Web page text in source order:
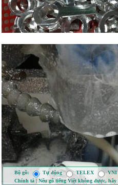
Bộ gõ: Tự động TELEX VNI
Chính tả | Nếu gõ tiếng Việt không được, hãy